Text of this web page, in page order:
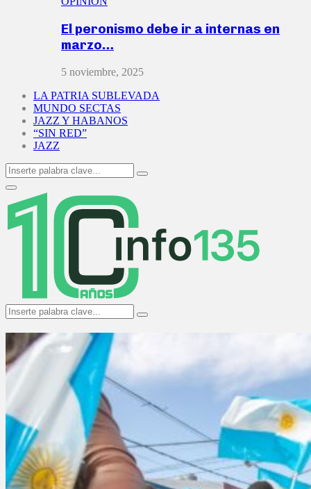
El peronismo debe ir a internas en
marzo…
5 noviembre, 2025
LA PATRIA SUBLEVADA
MUNDO SECTAS
JAZZ Y HABANOS
“SIN RED”
JAZZ
Search
for:
Search
Primary
Menu
Search
for:
Search